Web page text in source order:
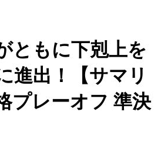
ともに下剋上を
進出！【サマリ
プレーオフ 準決